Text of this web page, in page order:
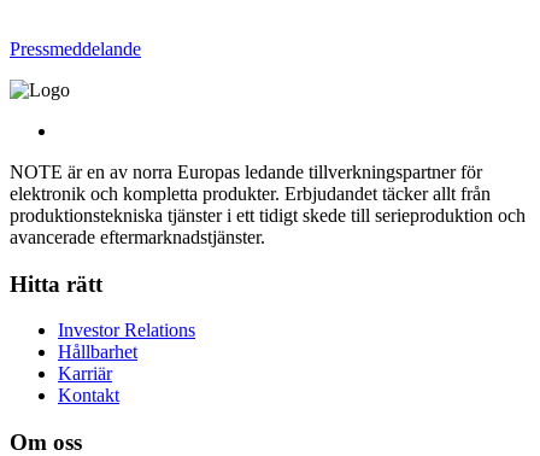
Pressmeddelande
NOTE är en av norra Europas ledande tillverkningspartner för
elektronik och kompletta produkter. Erbjudandet täcker allt från
produktionstekniska tjänster i ett tidigt skede till serieproduktion och
avancerade eftermarknadstjänster.
Hitta rätt
Investor Relations
Hållbarhet
Karriär
Kontakt
Om oss